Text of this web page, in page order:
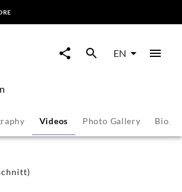
EN
Videos Photo Gallery